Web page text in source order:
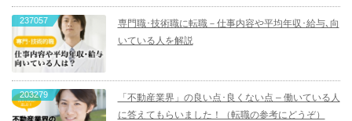
237057
専門職･技術職に転職－仕事内容や平均年収･給与､向
いている人を解説
203279
「不動産業界」の良い点･良くない点 – 働いている人
に答えてもらいました！（転職の参考にどうぞ）